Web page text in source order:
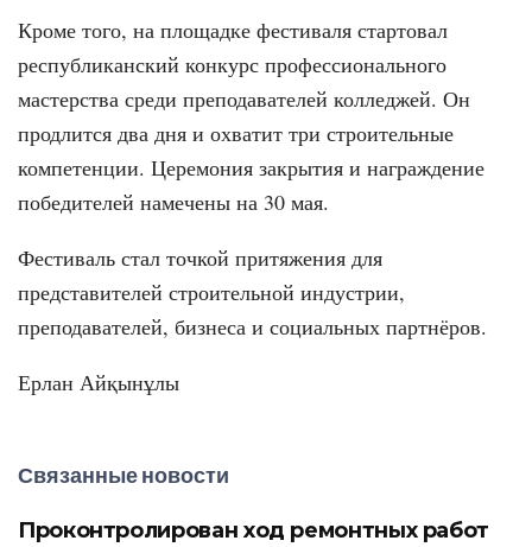
Кроме того, на площадке фестиваля стартовал
республиканский конкурс профессионального
мастерства среди преподавателей колледжей. Он
продлится два дня и охватит три строительные
компетенции. Церемония закрытия и награждение
победителей намечены на 30 мая.
Фестиваль стал точкой притяжения для
представителей строительной индустрии,
преподавателей, бизнеса и социальных партнёров.
Ерлан Айқынұлы
Связанные новости
Проконтролирован ход ремонтных работ